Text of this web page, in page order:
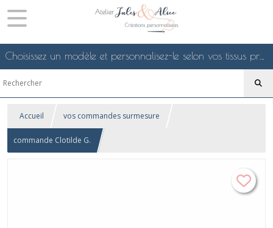
Choisissez un modèle et personnalisez-le selon vos tissus préférés de mes collections en ligne, je le confectionnerai selon vos souhaits
Accueil vos commandes surmesure
commande Clotilde G.